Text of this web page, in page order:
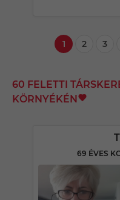
1 2 3
60 FELETTI
KÖRNYÉKÉN
69 ÉVES